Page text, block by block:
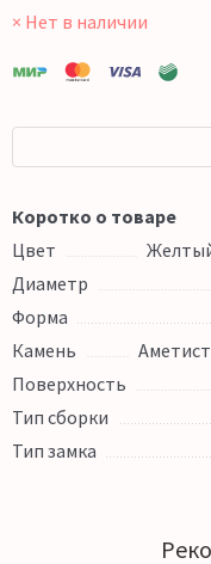
× Нет в наличии
Коротко о товаре
Цвет
Диаметр
Форма
Камень
Поверхность
Тип сборки
Тип замка